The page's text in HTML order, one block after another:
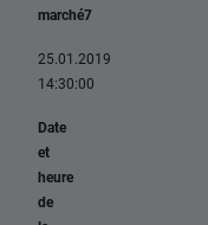
marché7
25.01.2019
14:30:00
Date
et
heure
de